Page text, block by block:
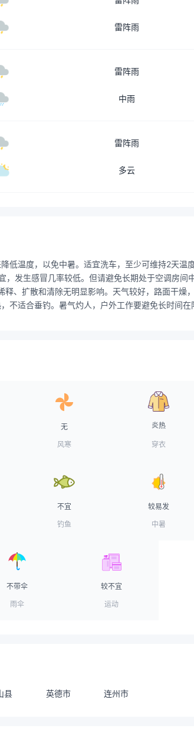
雷阵雨
雷阵雨
中雨
雷阵雨
多云
低温度，以免中暑。适宜洗车，至少可维持2天
发生感冒几率较低。但请避免长期处于空调房
释、扩散和清除无明显影响。天气较好，路面干
不适合垂钓。暑气灼人，户外工作要避免长时间
无
风寒
炎热
穿衣
不宜
钓鱼
较易发
中暑
不带伞
雨伞
较不宜
运动
县 英德市 连州市